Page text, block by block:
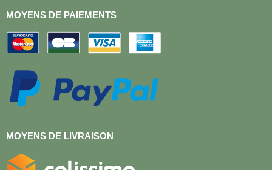
MOYENS DE PAIEMENTS
MOYENS DE LIVRAISON